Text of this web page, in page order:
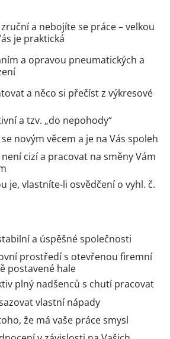
a nebojíte se práce – velkou
je praktická
a opravou pneumatických a
a něco si přečíst z výkresové
a tzv. „do nepohody“
novým věcem a je na Vás spoleh
cizí a pracovat na směny Vám
je, vlastníte-li osvědčení o vyhl. č.
a úspěšné společnosti
prostředí s otevřenou firemní
postavené hale
plný nadšenců s chutí pracovat
vlastní nápady
že má vaše práce smysl